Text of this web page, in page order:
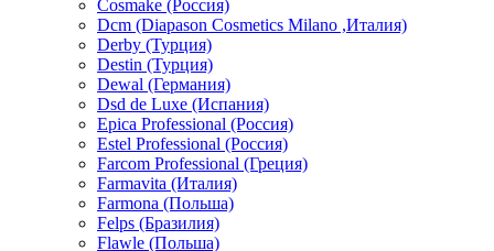
Cosmake (Россия)
Dcm (Diapason Cosmetics Milano ,Италия)
Derby (Турция)
Destin (Турция)
Dewal (Германия)
Dsd de Luxe (Испания)
Epica Professional (Россия)
Estel Professional (Россия)
Farcom Professional (Греция)
Farmavita (Италия)
Farmona (Польша)
Felps (Бразилия)
Flawle (Польша)